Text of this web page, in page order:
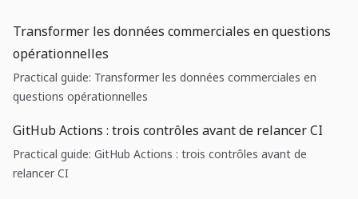
Transformer les données commerciales en questions
opérationnelles
Practical guide: Transformer les données commerciales en
questions opérationnelles
GitHub Actions : trois contrôles avant de relancer CI
Practical guide: GitHub Actions : trois contrôles avant de
relancer CI